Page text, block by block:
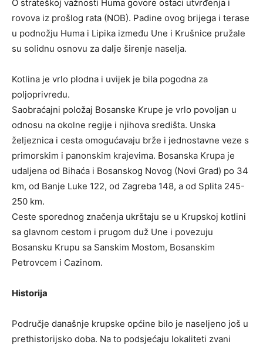
O strateškoj važnosti Huma govore ostaci utvrđenja i
rovova iz prošlog rata (NOB). Padine ovog brijega i terase
u podnožju Huma i Lipika između Une i Krušnice pružale
su solidnu osnovu za dalje širenje naselja.
Kotlina je vrlo plodna i uvijek je bila pogodna za
poljoprivredu.
Saobraćajni položaj Bosanske Krupe je vrlo povoljan u
odnosu na okolne regije i njihova središta. Unska
željeznica i cesta omogućavaju brže i jednostavne veze s
primorskim i panonskim krajevima. Bosanska Krupa je
udaljena od Bihaća i Bosanskog Novog (Novi Grad) po 34
km, od Banje Luke 122, od Zagreba 148, a od Splita 245-
250 km.
Ceste sporednog značenja ukrštaju se u Krupskoj kotlini
sa glavnom cestom i prugom duž Une i povezuju
Bosansku Krupu sa Sanskim Mostom, Bosanskim
Petrovcem i Cazinom.
Historija
Područje današnje krupske općine bilo je naseljeno još u
prethistorijsko doba. Na to podsjećaju lokaliteti zvani